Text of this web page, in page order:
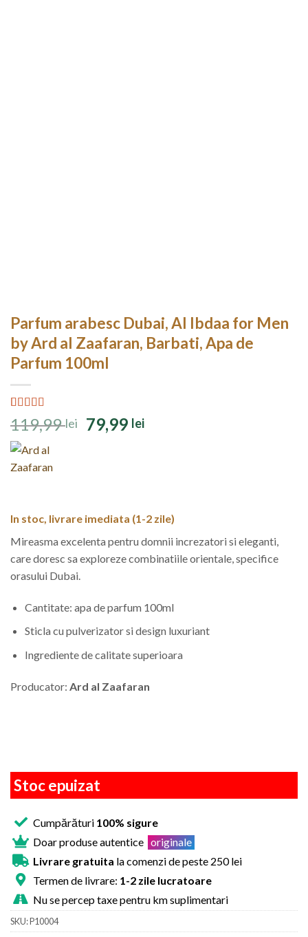
Parfum arabesc Dubai, Al Ibdaa for Men
by Ard al Zaafaran, Barbati, Apa de
Parfum 100ml
Evaluat la
4.40din 5
pe baza a
5
evaluări de
la clienți
119,99lei
Prețul
inițial
79,99 leiPrețul
In stoc, livrare imediata (1-2 zile)
Mireasma excelenta pentru domnii increzatori si eleganti,
care doresc sa exploreze combinatiile orientale, specifice
orasului Dubai.
Cantitate: apa de parfum 100ml
Sticla cu pulverizator si design luxuriant
Ingrediente de calitate superioara
Producator: Ard al Zaafaran
Stoc epuizat
Cumpărături 100% sigure
Doar produse autentice originale
Livrare gratuita la comenzi de peste 250 lei
Termen de livrare: 1-2 zile lucratoare
Nu se percep taxe pentru km suplimentari
SKU:P10004